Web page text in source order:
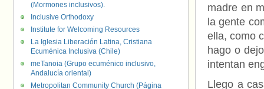
madre en
la gente
ella, como
hago o
intentan
Llego a
(Mormones inclusivos).
Inclusive Orthodoxy
Institute for Welcoming Resources
La Iglesia Liberación Latina, Cristiana
Ecuménica Inclusiva (Chile)
meTanoia (Grupo ecuménico inclusivo,
Andalucía oriental)
Metropolitan Community Church (Página